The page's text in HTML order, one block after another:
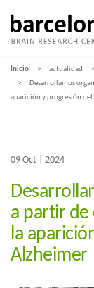
Inicio actualidad
Desarrollamos
aparición y progresión del
09 Oct | 2024
a partir de
la
Alzheimer